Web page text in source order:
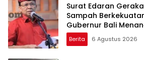
Surat Edaran
Sampah
Gubernur Bali
Banding
Berita 6 Agustus 2026